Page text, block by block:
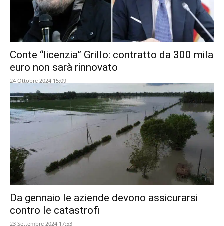
Conte “licenzia” Grillo: contratto da 300 mila
euro non sarà rinnovato
24 Ottobre 2024 15:09
Da gennaio le aziende devono assicurarsi
contro le catastrofi
23 Settembre 2024 17:53